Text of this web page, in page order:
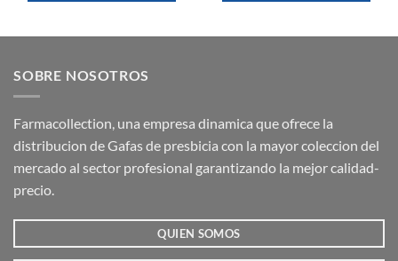
variantes.
opciones
se
elegir
de
opciones
elegir
de
SOBRE NOSOTROS
Farmacollection, una empresa dinamica que ofrece la
distribucion de Gafas de presbicia con la mayor coleccion del
mercado al sector profesional garantizando la mejor calidad-
precio.
QUIEN SOMOS